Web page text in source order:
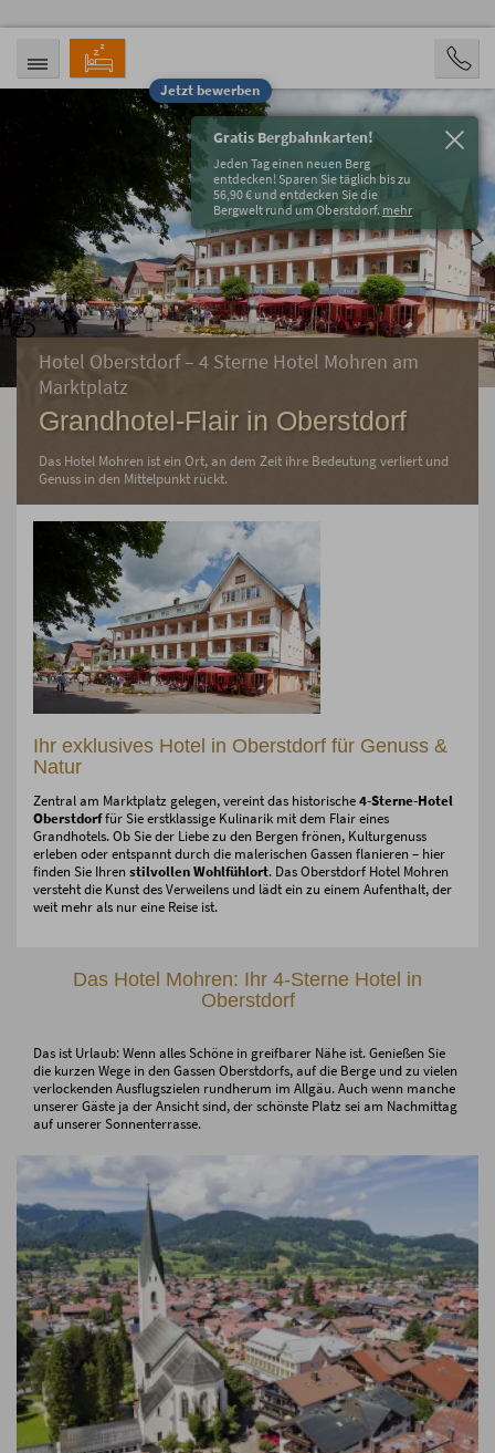
Jetzt bewerben
Gratis Bergbahnkarten!
Jeden Tag einen neuen Berg
entdecken! Sparen Sie täglich bis zu
56,90 € und entdecken Sie die
Bergwelt rund um Oberstdorf. mehr
ANREISE
20.08.2026
ABREISE
23.08.2026
2 Personen
BUCHEN
Hotel Oberstdorf – 4 Sterne Hotel Mohren am
Marktplatz
Grandhotel-Flair in Oberstdorf
Das Hotel Mohren ist ein Ort, an dem Zeit ihre Bedeutung verliert und
Genuss in den Mittelpunkt rückt.
Ihr exklusives Hotel in Oberstdorf für Genuss &
Natur
Zentral am Marktplatz gelegen, vereint das historische4-Sterne-Hotel
Oberstdorffür Sie erstklassige Kulinarik mit dem Flair eines
Grandhotels. Ob Sie der Liebe zu den Bergen frönen, Kulturgenuss
erleben oder entspannt durch die malerischen Gassen flanieren – hier
finden Sie Ihren stilvollen Wohlfühlort. Das Oberstdorf Hotel Mohren
versteht die Kunst des Verweilens und lädt ein zu einem Aufenthalt, der
weit mehr als nur eine Reise ist.
Das Hotel Mohren: Ihr 4-Sterne Hotel in
Oberstdorf
Das ist Urlaub: Wenn alles Schöne in greifbarer Nähe ist. Genießen Sie
die kurzen Wege in den Gassen Oberstdorfs, auf die Berge und zu vielen
verlockenden Ausflugszielen rundherum im Allgäu. Auch wenn manche
unserer Gäste ja der Ansicht sind, der schönste Platz sei am Nachmittag
auf unserer Sonnenterrasse.